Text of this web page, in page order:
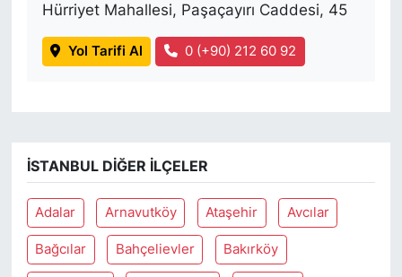
Hürriyet Mahallesi, Paşaçayırı Caddesi, 45
Yol Tarifi Al 0 (+90) 212 60 92
İSTANBUL DIĞER İLÇELER
Adalar Arnavutköy Ataşehir Avcılar
Bağcılar Bahçelievler Bakırköy